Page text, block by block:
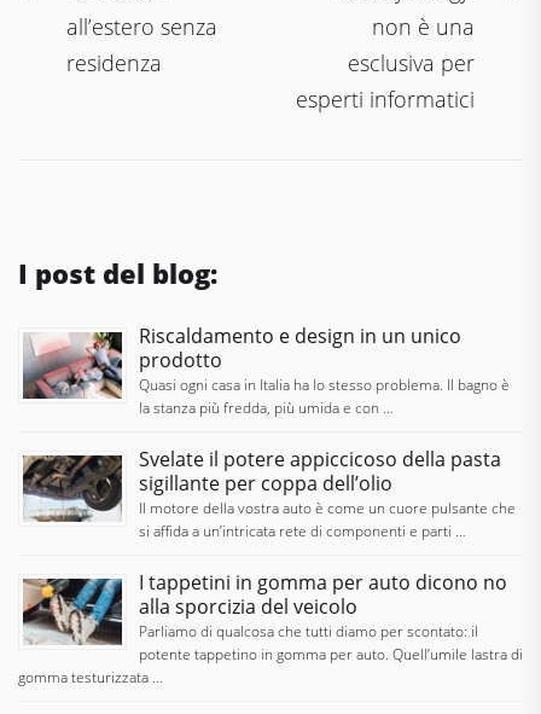
articoli
all’estero senza
residenza
non è una
esclusiva per
esperti informatici
I post del blog:
Riscaldamento e design in un unico
prodotto
Quasi ogni casa in Italia ha lo stesso problema. Il bagno è
la stanza più fredda, più umida e con …
Svelate il potere appiccicoso della pasta
sigillante per coppa dell’olio
Il motore della vostra auto è come un cuore pulsante che
si affida a un’intricata rete di componenti e parti …
I tappetini in gomma per auto dicono no
alla sporcizia del veicolo
Parliamo di qualcosa che tutti diamo per scontato: il
potente tappetino in gomma per auto. Quell’umile lastra di
gomma testurizzata …